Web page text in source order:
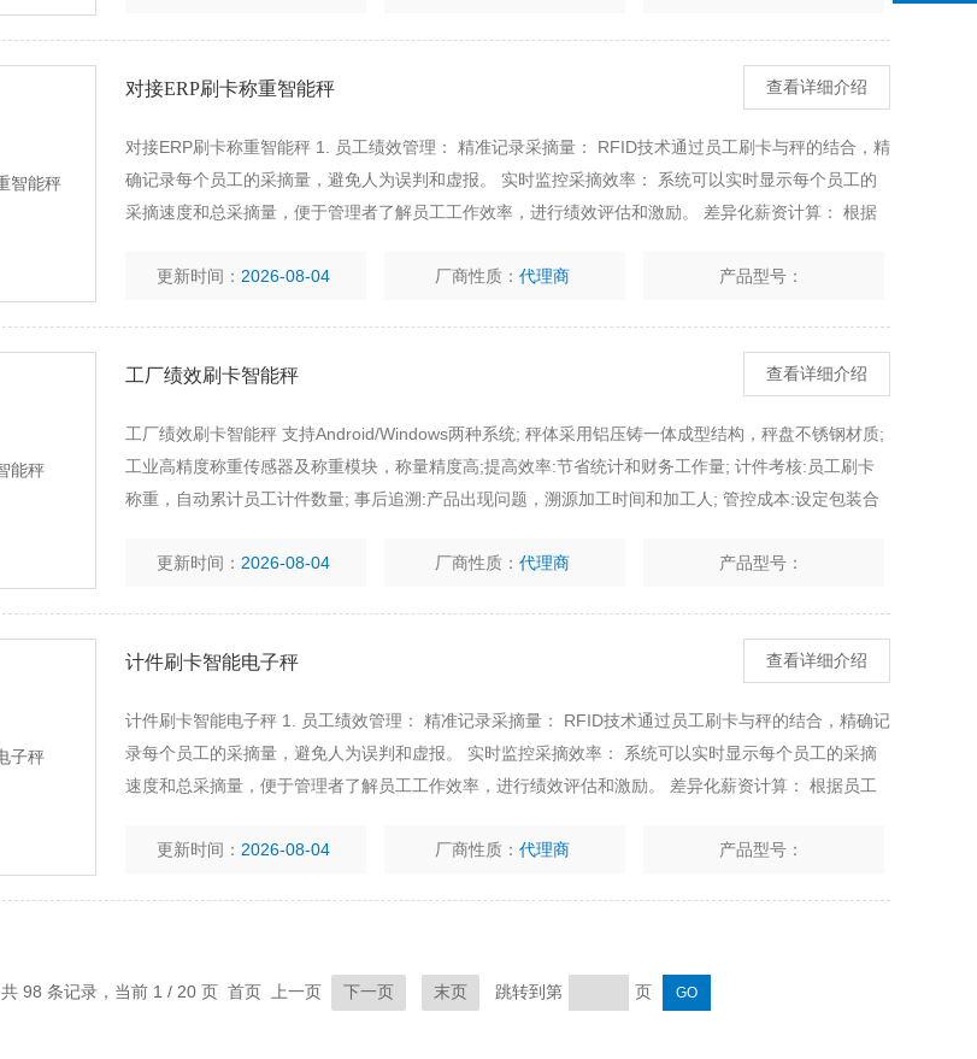
对接ERP刷卡称重智能秤 查看详细介绍
对接ERP刷卡称重智能秤 1. 员工绩效管理： 精准记录采摘量： RFID技术通过员工刷卡与秤的结合，精
确记录每个员工的采摘量，避免人为误判和虚报。 实时监控采摘效率： 系统可以实时显示每个员工的
采摘速度和总采摘量，便于管理者了解员工工作效率，进行绩效评估和激励。 差异化薪资计算： 根据
实现员工考
更新时间： 2026-08-04 厂商性质：代理商 产品型号：
工厂绩效刷卡智能秤 查看详细介绍
工厂绩效刷卡智能秤 支持Android/Windows两种系统; 秤体采用铝压铸一体成型结构，秤盘不锈钢材质;
工业高精度称重传感器及称重模块，称量精度高;提高效率:节省统计和财务工作量; 计件考核:员工刷卡
称重，自动累计员工计件数量; 事后追溯:产品出现问题，溯源加工时间和加工人; 管控成本:设定包装合
更新时间： 2026-08-04 厂商性质：代理商 产品型号：
计件刷卡智能电子秤 查看详细介绍
计件刷卡智能电子秤 1. 员工绩效管理： 精准记录采摘量： RFID技术通过员工刷卡与秤的结合，精确记
录每个员工的采摘量，避免人为误判和虚报。 实时监控采摘效率： 系统可以实时显示每个员工的采摘
速度和总采摘量，便于管理者了解员工工作效率，进行绩效评估和激励。 差异化薪资计算： 根据员工
员工考更新时间： 2026-08-04 厂商性质：代理商 产品型号：
共 98 条记录，当前 1 / 20 页 首页 上一页 下一页 末页 跳转到第 页